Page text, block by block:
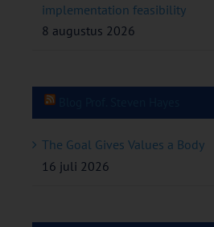
implementation feasibility
8 augustus 2026
The Goal Gives Values a Body
16 juli 2026